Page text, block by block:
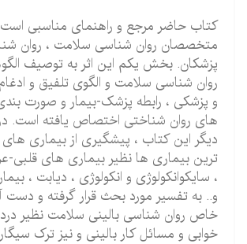
کتاب حاضر مرجع و راهنمای مناسبی است برای
متخصصان روان شناسی سلامت ، روان شناسی
پزشکان. بخش یکم این اثر به توصیف
روان شناسی سلامت و الگوی تلفیق و ادغام
و پزشکی ، رابطه پزشک-بیمار و صورت بندی
های روان شناختی اختصاص یافته است.
دیگر این کتاب ، پیشگیری از بیماری های
ترین بیماری ها نظیر بیماری های قلبی-
، سایکوانکولوژی و انکولوژی ، دیابت ،
و.. به تفسیر مورد بحث قرار گرفته و دست
خاص روان شناسی بالینی سلامت نظیر درد
خوابی و مسائل کار بالینی و نیز ترک سیگار و